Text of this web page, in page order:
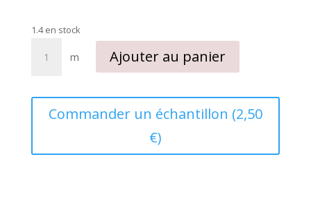
1.4 en stock
"Baroque"
m Ajouter au panier
Commander un échantillon (2,50
€)